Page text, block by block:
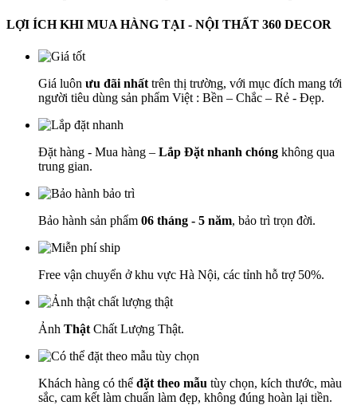
LỢI ÍCH KHI MUA HÀNG TẠI - NỘI THẤT 360 DECOR
Giá luôn ưu đãi nhất trên thị trường, với mục đích mang tới
người tiêu dùng sản phẩm Việt : Bền – Chắc – Rẻ - Đẹp.
Đặt hàng - Mua hàng – Lắp Đặt nhanh chóng không qua
trung gian.
Bảo hành sản phẩm 06 tháng - 5 năm, bảo trì trọn đời.
Free vận chuyển ở khu vực Hà Nội, các tỉnh hỗ trợ 50%.
Ảnh Thật Chất Lượng Thật.
Khách hàng có thể đặt theo mẫu tùy chọn, kích thước, màu
sắc, cam kết làm chuẩn làm đẹp, không đúng hoàn lại tiền.